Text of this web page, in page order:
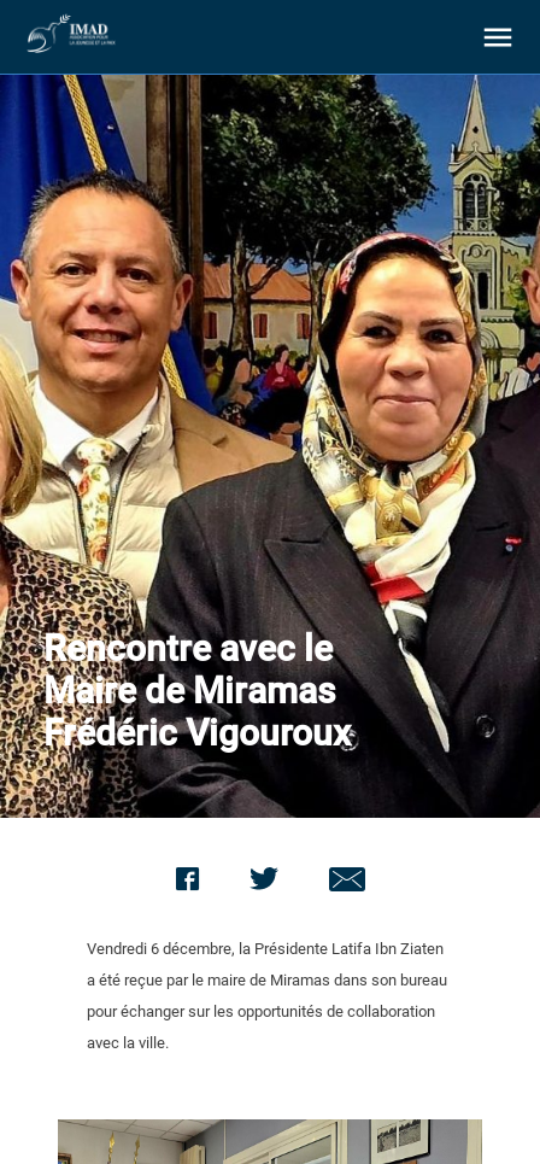
About us
Our goals
Our actions
Resources
Support us
Contact us
Rencontre avec le
Maire de Miramas
Frédéric Vigouroux
Vendredi 6 décembre, la Présidente Latifa Ibn Ziaten
a été reçue par le maire de Miramas dans son bureau
pour échanger sur les opportunités de collaboration
avec la ville.